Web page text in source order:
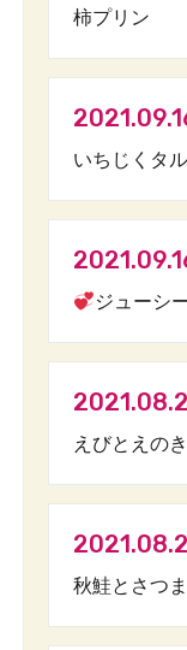
柿プリン
いちじくタ
ジューシ
えびとえの
秋鮭とさつ